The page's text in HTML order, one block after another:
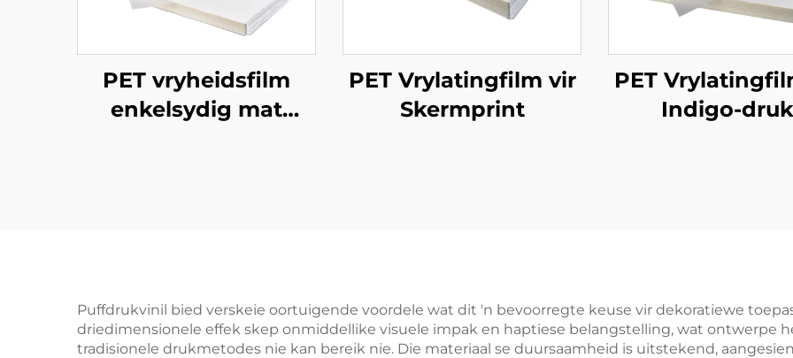
PET vryheidsfilm
enkelsydig mat
PET Vrylatingfilm vir
Skermprint
PET
Indigo-druk
Puffdrukvinil bied verskeie oortuigende voordele wat dit 'n bevoorregte keuse vir dekoratiewe
driedimensionele effek skep onmiddellike visuele impak en haptiese belangstelling, wat ontwerpe
tradisionele drukmetodes nie kan bereik nie. Die materiaal se duursaamheid is uitstekend,